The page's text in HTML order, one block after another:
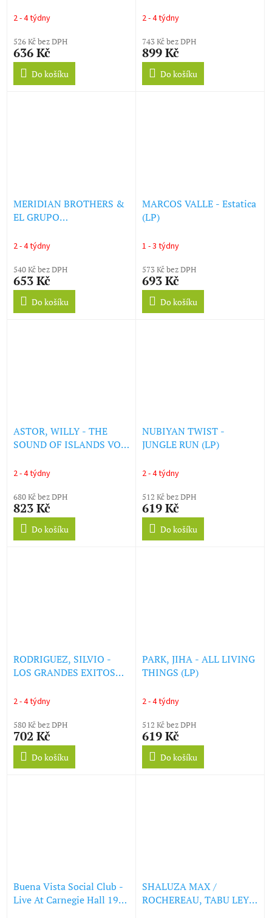
2 - 4 týdny
526 Kč bez DPH
636 Kč
Do košíku
2 - 4 týdny
743 Kč bez DPH
899 Kč
Do košíku
MERIDIAN BROTHERS &
EL GRUPO
MERIDIAN BROTHERS &
RENACIMIENTO
(COLOURED LP) (LP)
2 - 4 týdny
540 Kč bez DPH
653 Kč
Do košíku
MARCOS VALLE - Estatica
(LP)
1 - 3 týdny
573 Kč bez DPH
693 Kč
Do košíku
ASTOR, WILLY - THE
SOUND OF ISLANDS VOL.
MUSIC) (LP)
2 - 4 týdny
680 Kč bez DPH
823 Kč
Do košíku
NUBIYAN TWIST -
JUNGLE RUN (LP)
2 - 4 týdny
512 Kč bez DPH
619 Kč
Do košíku
RODRIGUEZ, SILVIO -
LOS GRANDES EXITOS
2 - 4 týdny
580 Kč bez DPH
702 Kč
Do košíku
PARK, JIHA - ALL LIVING
THINGS (LP)
2 - 4 týdny
512 Kč bez DPH
619 Kč
Do košíku
Buena Vista Social Club -
Live At Carnegie Hall 1998
SHALUZA MAX /
ROCHEREAU, TABU LEY -